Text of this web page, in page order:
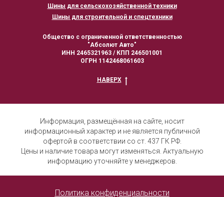
Шины для сельскохозяйственной техники
Шины для строительной и спецтехники
Общество с ограниченной ответственностью
"Абсолют Авто"
ИНН 2465321963 / КПП 246501001
ОГРН 1142468061603
НАВЕРХ
Информация, размещённая на сайте, носит
информационный характер и не является публичной
офертой в соответствии со ст. 437 ГК РФ.
Цены и наличие товара могут изменяться. Актуальную
информацию уточняйте у менеджеров.
Политика конфиденциальности